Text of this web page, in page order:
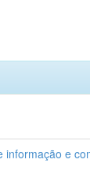
informação e